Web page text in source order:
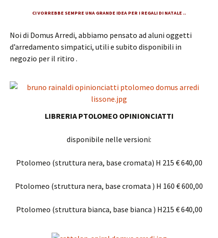
CI VORREBBE SEMPRE UNA GRANDE IDEA PER I REGALI DI NATALE ..
Noi di Domus Arredi, abbiamo pensato ad aluni oggetti
d’arredamento simpatici, utili e subito disponibili in
negozio per il ritiro .
LIBRERIA PTOLOMEO OPINIONCIATTI
disponibile nelle versioni:
Ptolomeo (struttura nera, base cromata) H 215 € 640,00
Ptolomeo (struttura nera, base cromata ) H 160 € 600,00
Ptolomeo (struttura bianca, base bianca ) H215 € 640,00